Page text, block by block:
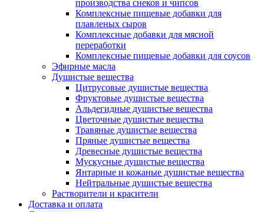
производства снеков и чипсов
Комплексные пищевые добавки для
плавленых сыров
Комплексные добавки для мясной
переработки
Комплексные пищевые добавки для соусов
Эфирные масла
Душистые вещества
Цитрусовые душистые вещества
Фруктовые душистые вещества
Альдегидные душистые вещества
Цветочные душистые вещества
Травяные душистые вещества
Пряные душистые вещества
Древесные душистые вещества
Мускусные душистые вещества
Янтарные и кожаные душистые вещества
Нейтральные душистые вещества
Растворители и красители
Доставка и оплата